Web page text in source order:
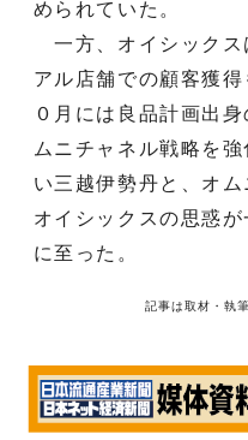
められていた。
一方、オイシックス
アル店舗での顧客獲得
０月には良品計画出
ムニチャネル戦略を
い三越伊勢丹と、オ
オイシックスの思惑
に至った。
記事は取材・執